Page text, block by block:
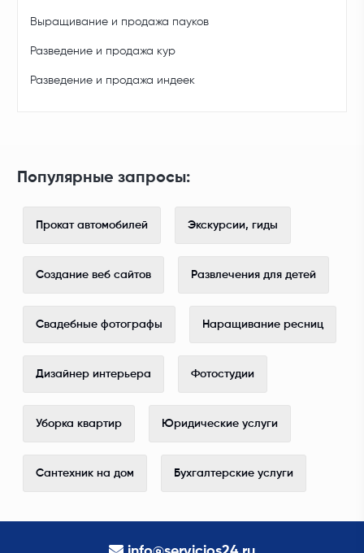
Выращивание и продажа пауков
Разведение и продажа кур
Разведение и продажа индеек
Популярные запросы:
Прокат автомобилей Экскурсии, гиды
Создание веб сайтов Развлечения для детей
Свадебные фотографы Наращивание ресниц
Дизайнер интерьера Фотостудии
Уборка квартир Юридические услуги
Сантехник на дом Бухгалтерские услуги